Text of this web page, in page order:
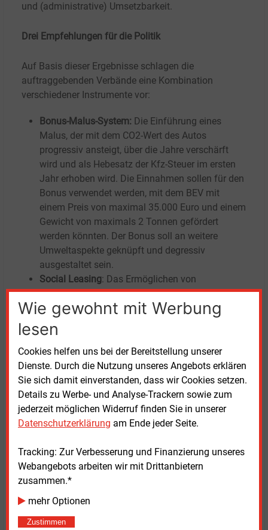
Wie gewohnt mit Werbung
lesen
Cookies helfen uns bei der Bereitstellung unserer
Dienste. Durch die Nutzung unseres Angebots erklären
Sie sich damit einverstanden, dass wir Cookies setzen.
Details zu Werbe- und Analyse-Trackern sowie zum
jederzeit möglichen Widerruf finden Sie in unserer
Datenschutzerklärung am Ende jeder Seite.
Tracking: Zur Verbesserung und Finanzierung unseres
Webangebots arbeiten wir mit Drittanbietern
zusammen.*
mehr Optionen
Zustimmen
und (administrative) Umsetzbarkeit.
Drei Empfehlungen für die Politik
Auf Basis dieser Ergebnisse schlagen die
auftraggebenden Verbände eine Kombination
verschiedener Instrumente vor:
Bonus-Malus-System: Die Einführung eines
Malus, der mit dem CO2-Wert des Autos
progressiv ansteigt, über die Jahre verschärft
wird und als Hebesatz der Kfz-Steuer im ersten
Jahr erhoben wird. Die Einnahmen sollen für den
Bonus verwendet werden, mit dem BEV mit
einem Preis von maximal 35.000 Euro und einem
Gewicht von maximals 2 Tonnen gefördert
werden könnten. Der Bonus soll an weitere
Umweltaspekte geknüpft und degressiv
ausgestaltet sein.
Social Leasing: Das Ermöglichen von
monatlichen Leasingraten von 70 bis 150 Euro
pro Fahrzeug nach französischem Vorbild.
Malus-Einnahmen für Verbrenner. Für die
Förderfähigkeit der Pkw sollten die gleichen
fahrzeugbezogenen Kriterien gelten. Zusätzlich
sollten personenbezogene Kriterien
(Nettoäquivalenzeinkommen, Haushaltsgröße,
ÖPNV-Verfügbarkeit) berücksichtigt und die
Förderung ausschließlich für die untere
Dienstwagenbesteuerung:Die Berechnung des
monatlichen geldwerten Vorteils für Verbrenner-
Dienstwagen (inkl. PHEV) mit 2
derzeit 1
E-Autos sollte perspektivisch von derzeit
0,25 Prozent bzw. 0,5